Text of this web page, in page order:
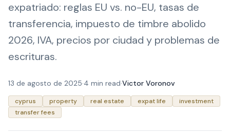
expatriado: reglas EU vs. no-EU, tasas de
transferencia, impuesto de timbre abolido
2026, IVA, precios por ciudad y problemas de
escrituras.
13 de agosto de 2025·4 min read·Victor Voronov
cyprus property real estate expat life
investment
transfer fees